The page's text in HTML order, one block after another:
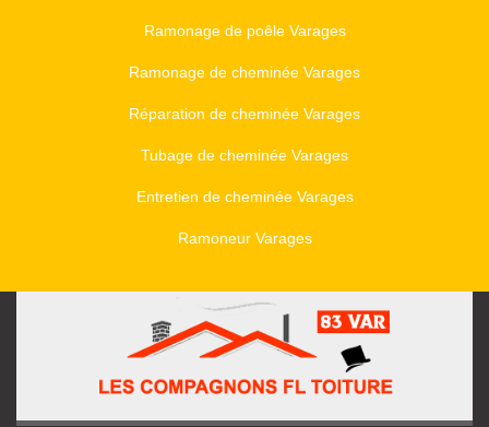
Ramonage de poêle Varages
Ramonage de cheminée Varages
Réparation de cheminée Varages
Tubage de cheminée Varages
Entretien de cheminée Varages
Ramoneur Varages